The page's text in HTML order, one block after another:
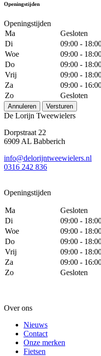
Openingstijden
Openingstijden
Ma
Gesloten
Di
09:00 -
Woe
09:00 -
Do
09:00 -
Vrij
09:00 -
Za
09:00 -
Zo
Gesloten
Annuleren Versturen
De Lorijn Tweewielers
Dorpstraat 22
6909 AL Babberich
info@delorijntweewielers.nl
0316 242 836
Openingstijden
Ma
Gesloten
Di
09:00 -
Woe
09:00 -
Do
09:00 -
Vrij
09:00 -
Za
09:00 -
Zo
Gesloten
Over ons
Nieuws
Contact
Onze merken
Fietsen